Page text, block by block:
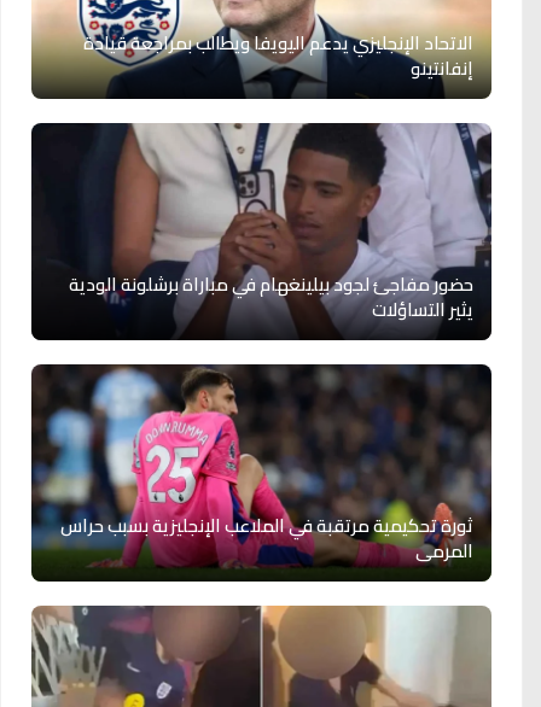
الاتحاد الإنجليزي يدعم اليويفا ويطالب بمراجعة قيادة
إنفانتينو
حضور مفاجئ لجود بيلينغهام في مباراة برشلونة الودية
يثير التساؤلات
ثورة تحكيمية مرتقبة في الملاعب الإنجليزية بسبب حراس
المرمى